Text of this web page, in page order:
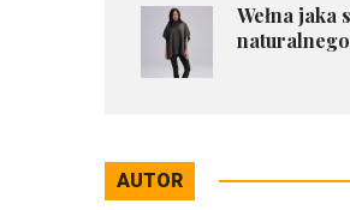
Wełna jaka
AUTOR